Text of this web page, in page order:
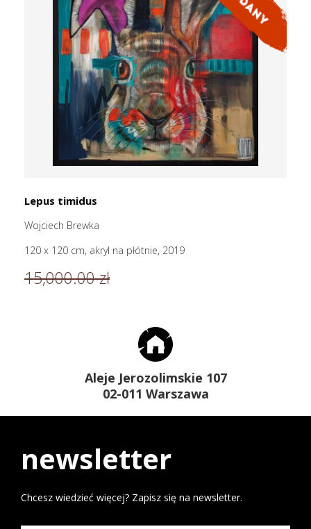
Lepus timidus
Wojciech Brewka
120 x 120 cm, akryl na płótnie, 2019
15,000.00 zł
Aleje Jerozolimskie 107
02-011 Warszawa
newsletter
Chcesz wiedzieć więcej? Zapisz się na newsletter.